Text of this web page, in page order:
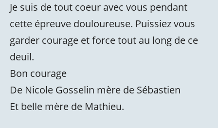
Je suis de tout coeur avec vous pendant
cette épreuve douloureuse. Puissiez vous
garder courage et force tout au long de ce
deuil.
Bon courage
De Nicole Gosselin mère de Sébastien
Et belle mère de Mathieu.